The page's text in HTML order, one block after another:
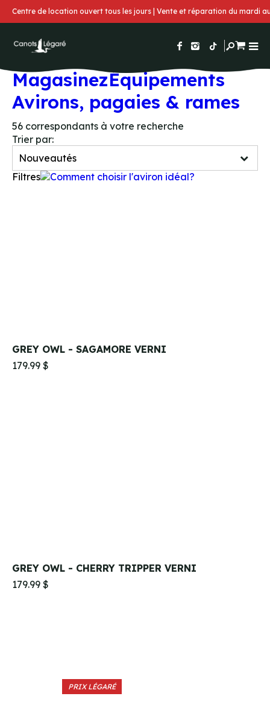
Centre de location ouvert tous les jours | Vente et réparation du mardi
MagasinezÉquipements
Avirons, pagaies & rames
56 correspondants à votre recherche
Trier par:
Filtres
GREY OWL - SAGAMORE VERNI
179.99 $
GREY OWL - CHERRY TRIPPER VERNI
179.99 $
PRIX LÉGARÉ